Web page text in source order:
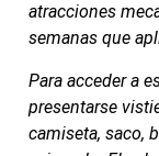
atracciones
semanas que
Para acceder a
presentarse
camiseta, saco,